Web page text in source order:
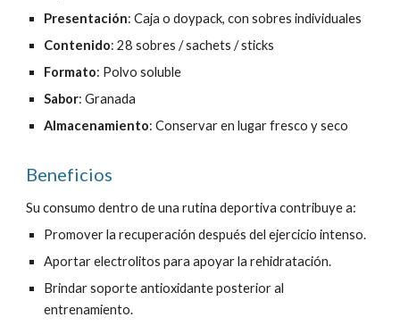
Presentación: Caja o doypack, con sobres individuales
Contenido: 28 sobres / sachets / sticks
Formato: Polvo soluble
Sabor:Granada
Almacenamiento: Conservar en lugar fresco y seco
Beneficios
Su consumo dentro de una rutina deportiva contribuye a:
Promover la recuperación después del ejercicio intenso.
Aportar electrolitos para apoyar la rehidratación.
Brindar soporte antioxidante posterior al
entrenamiento.